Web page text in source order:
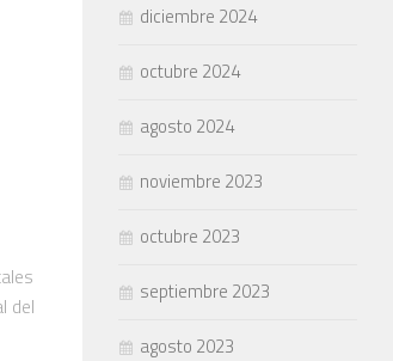
del
diciembre 2024
octubre 2024
agosto 2024
noviembre 2023
octubre 2023
septiembre 2023
agosto 2023